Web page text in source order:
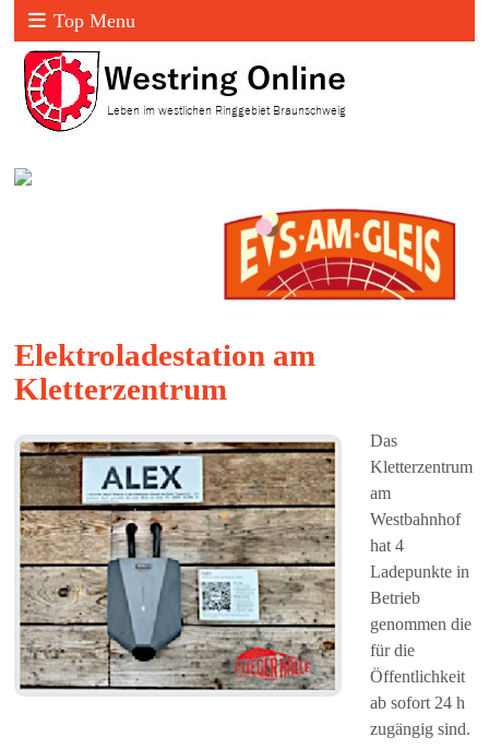
Top Menu
Elektroladestation am
Kletterzentrum
Das
Kletterzentrum
am
Westbahnhof
hat 4
Ladepunkte in
Betrieb
genommen die
für die
Öffentlichkeit
ab sofort 24 h
zugängig sind.